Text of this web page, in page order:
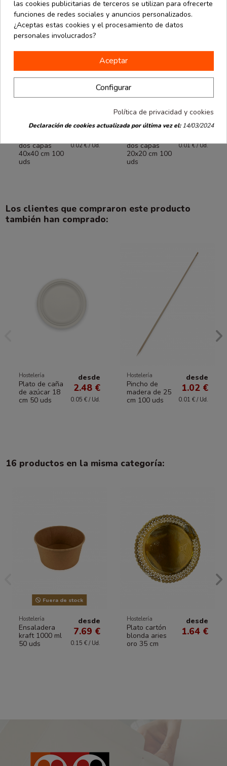
Servilletas
dos capas
40x40 cm 100
uds
desde
0.02 € / Ud.
Hostelería
Servilletas
dos capas
20x20 cm 100
uds
desde
0.01 € / Ud.
Los clientes que compraron este producto
también han comprado:
Hostelería
Plato de caña
de azúcar 18
cm 50 uds
desde
2.48 €
0.05 € / Ud.
Hostelería
Pincho de
madera de 25
cm 100 uds
desde
1.02 €
0.01 € / Ud.
16 productos en la misma categoría:
Fuera de stock
Hostelería
Ensaladera
kraft 1000 ml
50 uds
desde
7.69 €
0.15 € / Ud.
Hostelería
Plato cartón
blonda aries
oro 35 cm
desde
1.64 €
las cookies publicitarias de terceros se utilizan para ofrecerte
funciones de redes sociales y anuncios personalizados.
¿Aceptas estas cookies y el procesamiento de datos
personales involucrados?
Aceptar
Configurar
Política de privacidad y cookies
Declaración de cookies actualizada por última vez el:14/03/2024